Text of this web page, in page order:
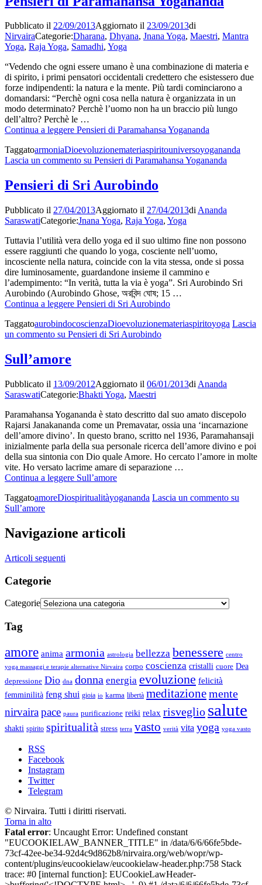
Pubblicato il 22/09/2013Aggiornato il 23/09/2013di
NirvairaCategorie:Dharana, Dhyana, Jnana Yoga, Maestri, Mantra
Yoga, Raja Yoga, Samadhi, Yoga
“Vedendo che ogni essere umano è una combinazione di materia e
di spirito, i primi pensatori occidentali credettero che esistessero due
forze indipendenti: la natura e la mente. Più tardi cominciarono a
domandarsi: “Perchè ogni cosa nella natura è organizzata in un
modo determinato? Perchè l’uomo non ha un braccio più lungo
dell’altro? Perchè le …
Continua a leggere Pensieri di Paramahansa Yogananda
TaggatoarmoniaDioevoluzionemateriaspiritouniversoyogananda
Lascia un commento su Pensieri di Paramahansa Yogananda
Pensieri di Sri Aurobindo
Pubblicato il 27/04/2013Aggiornato il 27/04/2013di Ananda
SaraswatiCategorie:Jnana Yoga, Raja Yoga, Yoga
Tuttavia l’utilità vera dello yoga ed il suo ultimo fine non possono
essere raggiunti che quando lo yoga, cosciente nell’uomo,
incosciente nella natura, coincide con la vita stessa, onde si possa
dire luminosamente, guardandone insieme il cammino e
l’adempimento: “In verità, tutta la via è yoga”. Sri Aurobindo Sri
Aurobindo (Aurobindo Ghose, অরবিন্দ ঘোষ; 15 …
Continua a leggere Pensieri di Sri Aurobindo
TaggatoaurobindocoscienzaDioevoluzionemateriaspiritoyoga Lascia
un commento su Pensieri di Sri Aurobindo
Sull’amore
Pubblicato il 13/09/2012Aggiornato il 06/01/2013di Ananda
SaraswatiCategorie:Bhakti Yoga, Maestri
Paramahansa Yogananda è stato descritto dal suo amato discepolo
Rajarsi Janakananda come un Premavatar, ossia una ‘incarnazione
dell’amore divino’. In questo brano, scritto nel 1936, Paramahansaji
inizialmente parla della sua personale ricerca dell’amore divino e poi
della sua sintonia con Dio quale Amore. Ho cercato l’amore in molte
vite. Ho versato lacrime amare di separazione …
Continua a leggere Sull’amore
TaggatoamoreDiospiritualitàyogananda Lascia un commento su
Sull’amore
Navigazione articoli
Articoli seguenti
Categorie
Categorie
Tag
amore anima armonia astrologia bellezza benessere centro
yoga massaggi e terapie alternative Nirvaira corpo coscienza cristalli cuore Dea
depressione Dio dna donna energia evoluzione felicità
femminilità feng shui gioia io karma libertà meditazionemente
nirvairapace paura purificazione reiki relax risveglio salute
shakti spirito spiritualità stress terra vasto verità vita yoga yoga vasto
RSS
Facebook
Instagram
Twitter
Telegram
© Nirvaira. Tutti i diritti riservati.
Torna in alto
Fatal error: Uncaught Error: Undefined constant
"EUCOOKIELAW_BANNER_TITLE" in /data/6/6/66fe5bde-
73cf-42ee-be34-92d4c9d862b8/nirvaira.org/web/wopr/wp-
content/plugins/eucookielaw/eucookielaw-header.php:758 Stack
trace: #0 [internal function]: EUCookieLawHeader-